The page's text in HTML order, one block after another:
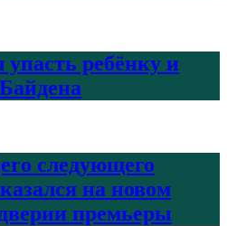
упасть ребёнку и
следующего
на новом
премьеры